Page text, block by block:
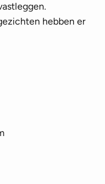
hebben er